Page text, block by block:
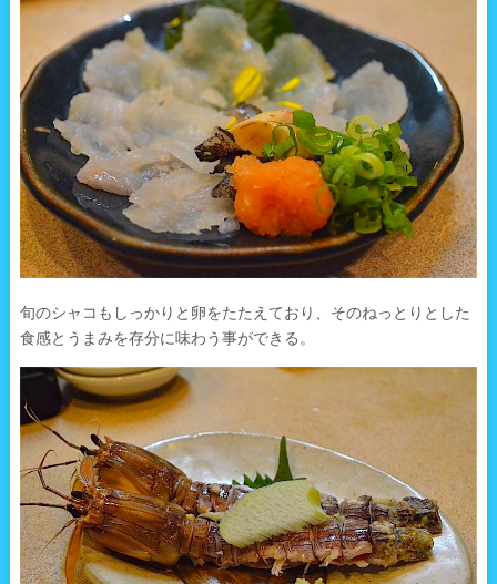
旬のシャコもしっかりと卵をたたえており、そのねっとりとした
食感とうまみを存分に味わう事ができる。